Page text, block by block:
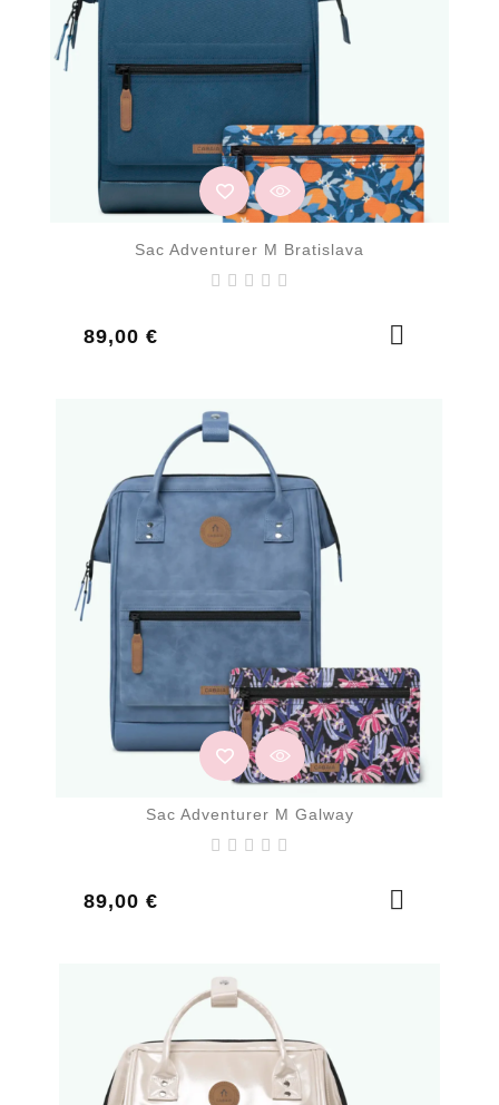
Sac Adventurer M Bratislava
89,00 €
Prix
Sac Adventurer M Galway
89,00 €
Prix